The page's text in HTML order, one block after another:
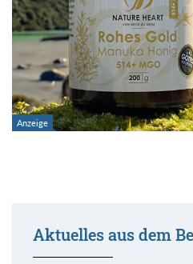
Aktuelles aus dem